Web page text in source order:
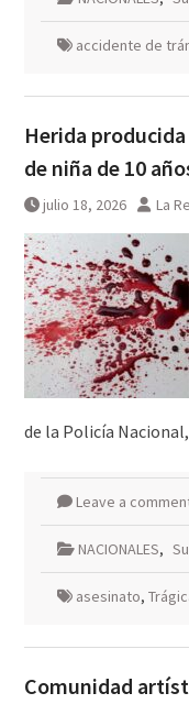
accidente de
Herida
de niña de 10
julio 18, 2026 La
de la Policía
Leave a
NACIONALES,
asesinato,
Comunidad